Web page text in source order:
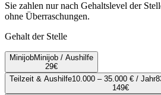
Sie zahlen nur nach Gehaltslevel der
ohne Überraschungen.
Gehalt der Stelle
MinijobMinijob / Aushilfe
29€
Teilzeit & Aushilfe10.000 – 35.000 € / Jahr
149€